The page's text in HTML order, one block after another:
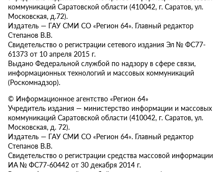
коммуникаций Саратовской области (410042, г. Саратов, ул.
Московская, д.72).
Издатель — ГАУ СМИ СО «Регион 64». Главный редактор
Степанов В.В.
Свидетельство о регистрации сетевого издания Эл № ФС77-
61373 от 10 апреля 2015 г.
Выдано Федеральной службой по надзору в сфере связи,
информационных технологий и массовых коммуникаций
(Роскомнадзор).
© Информационное агентство «Регион 64»
Учредитель издания — министерство информации и массовых
коммуникаций Саратовской области (410042, г. Саратов, ул.
Московская, д. 72).
Издатель — ГАУ СМИ СО «Регион 64». Главный редактор
Степанов В.В.
Свидетельство о регистрации средства массовой информации
ИА № ФС77-60442 от 30 декабря 2014 г.